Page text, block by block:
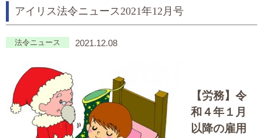
アイリス法令ニュース2021年12月号
法令ニュース 2021.12.08
【労務】 令
和４年１月
以降の雇用
建設業許可申請
大切な書類作成サポート
その他各種手続き